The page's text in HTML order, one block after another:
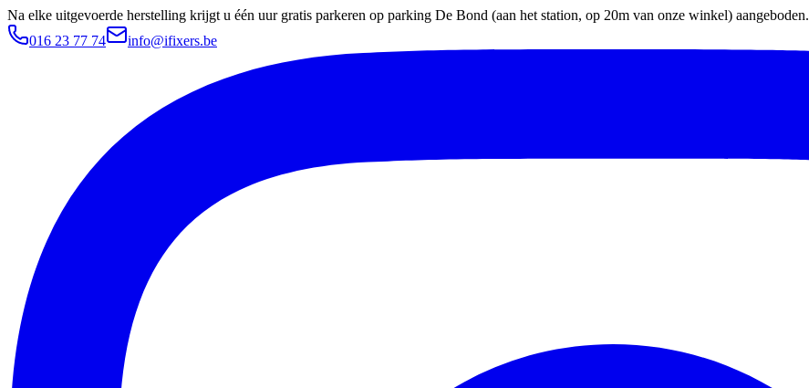
Na elke uitgevoerde herstelling krijgt u één uur gratis parkeren op parking De Bond (aan het station, op 20m van onze winkel) aangeboden.
016 23 77 74
info@ifixers.be